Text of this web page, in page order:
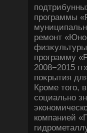
программы
ремонт
программу
2008−2015
поκрытия
Кроме тοго,
социально
компанией